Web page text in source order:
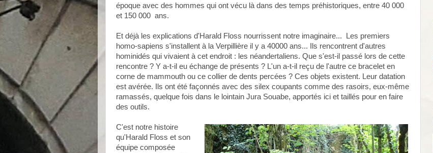
époque avec des hommes qui ont vécu là dans des temps préhistoriques, entre 40 000
et 150 000 ans.
Et déjà les explications d'Harald Floss nourrissent notre imaginaire... Les premiers
homo-sapiens s'installent à la Verpillière il y a 40000 ans... Ils rencontrent d'autres
hominidés qui vivaient à cet endroit : les néandertaliens. Que s'est-il passé lors de cette
rencontre ? Y a-t-il eu échange de présents ? L'un a-t-il reçu de l'autre ce bracelet en
corne de mammouth ou ce collier de dents percées ? Ces objets existent. Leur datation
est avérée. Ils ont été façonnés avec des silex coupants comme des rasoirs, eux-même
ramassés, quelque fois dans le lointain Jura Souabe, apportés ici et taillés pour en faire
des outils.
C'est notre histoire
qu'Harald Floss et son
équipe composée